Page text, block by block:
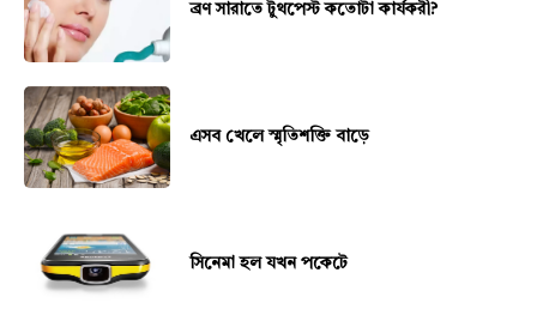
ব্রণ সারাতে টুথপেস্ট কতোটা কার্যকরী?
এসব খেলে স্মৃতিশক্তি বাড়ে
সিনেমা হল যখন পকেটে